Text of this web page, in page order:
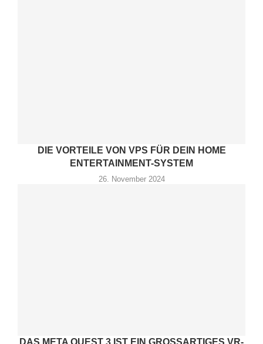
DIE VORTEILE VON VPS FÜR DEIN HOME
ENTERTAINMENT-SYSTEM
26. November 2024